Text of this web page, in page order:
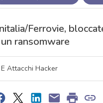
Ferrovie,
ransomware
Attacchi Hacker